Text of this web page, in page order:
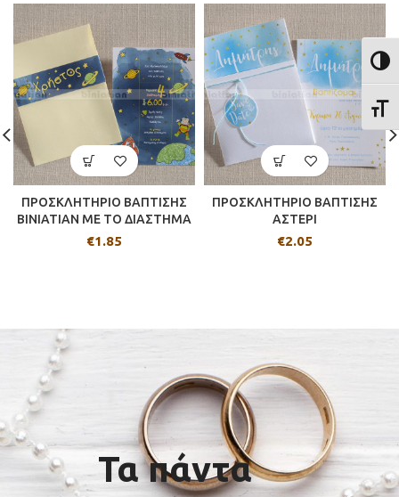
ΠΡΟΣΚΛΗΤΗΡΙΟ ΒΑΠΤΙΣΗΣ
BINIATIAN ΜΕ ΤΟ ΔΙΑΣΤΗΜΑ
€1.85
ΠΡΟΣΚΛΗΤΗΡΙΟ ΒΑΠΤΙΣΗΣ
ΑΣΤΕΡΙ
€2.05
Τα πάντα